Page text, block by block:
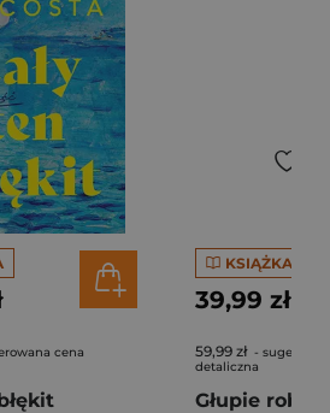
cena
KSIĄŻKA
39,99 zł
59,99 zł -
detaliczna